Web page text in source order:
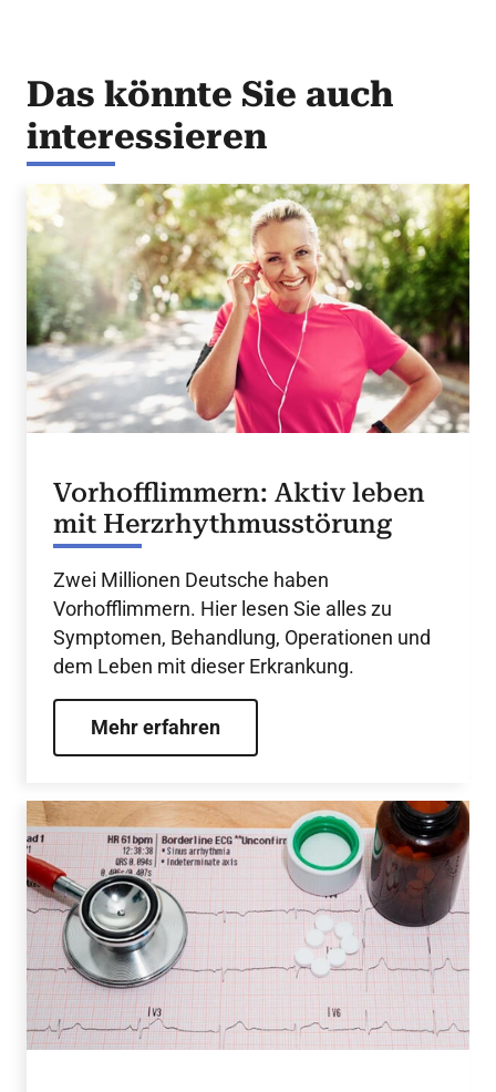
Das könnte Sie auch
interessieren
Vorhofflimmern: Aktiv leben
mit Herzrhythmusstörung
Zwei Millionen Deutsche haben
Vorhofflimmern. Hier lesen Sie alles zu
Symptomen, Behandlung, Operationen und
dem Leben mit dieser Erkrankung.
Mehr erfahren